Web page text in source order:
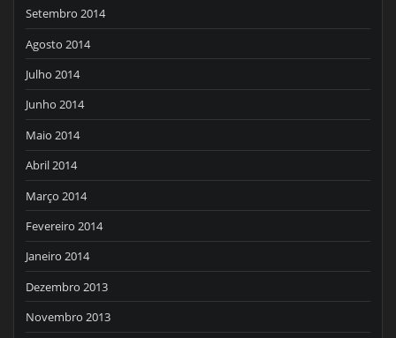
Setembro 2014
Agosto 2014
Julho 2014
Junho 2014
Maio 2014
Abril 2014
Março 2014
Fevereiro 2014
Janeiro 2014
Dezembro 2013
Novembro 2013